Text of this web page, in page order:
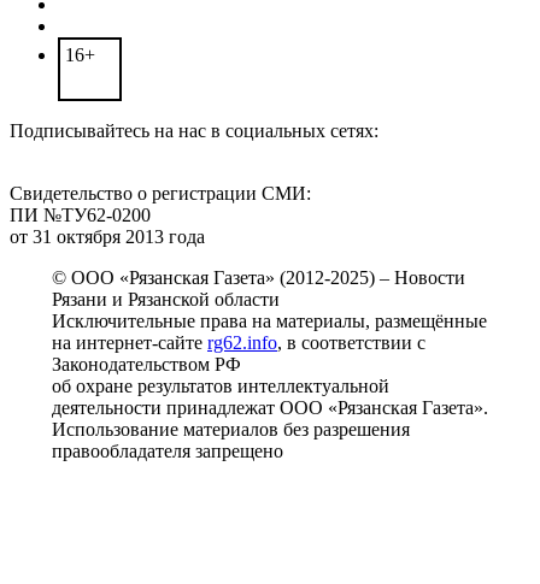
16+
Подписывайтесь на нас в социальных сетях:
Свидетельство о регистрации СМИ:
ПИ №ТУ62-0200
от 31 октября 2013 года
© ООО «Рязанская Газета» (2012-2025) – Новости
Рязани и Рязанской области
Исключительные права на материалы, размещённые
на интернет-сайте rg62.info, в соответствии с
Законодательством РФ
об охране результатов интеллектуальной
деятельности принадлежат ООО «Рязанская Газета».
Использование материалов без разрешения
правообладателя запрещено